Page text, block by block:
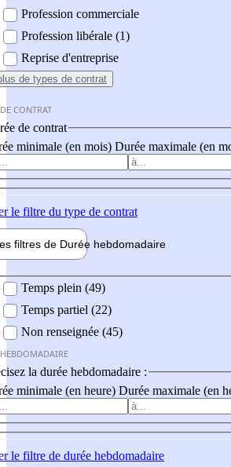
Profession commerciale
Profession libérale (1)
Reprise d'entreprise
de types de contrat
CONTRAT
de contrat
minimale (en mois) Durée maximale (en
le filtre du type de contrat
filtres de Durée hebdomadaire
Temps plein (49)
Temps partiel (22)
Non renseignée (45)
la durée hebdomadaire :
minimale (en heure) Durée maximale (en
le filtre de durée hebdomadaire